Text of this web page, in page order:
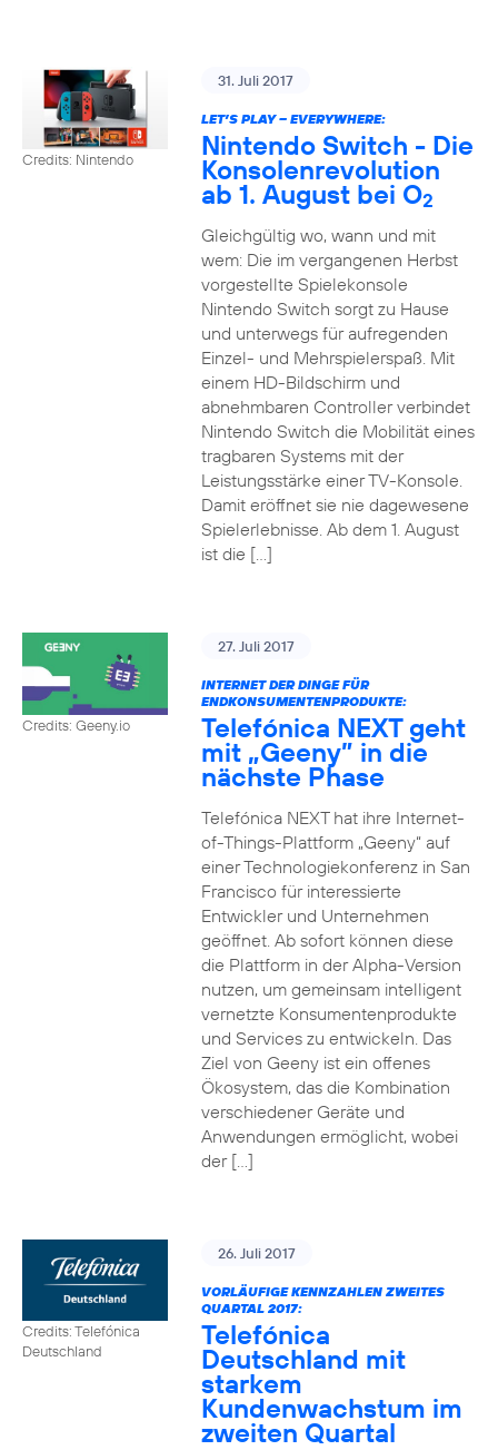
Credits: Nintendo
31. Juli 2017
LET’S PLAY – EVERYWHERE:
Nintendo Switch - Die
Konsolenrevolution
ab 1. August bei O2
Gleichgültig wo, wann und mit
wem: Die im vergangenen Herbst
vorgestellte Spielekonsole
Nintendo Switch sorgt zu Hause
und unterwegs für aufregenden
Einzel- und Mehrspielerspaß. Mit
einem HD-Bildschirm und
abnehmbaren Controller verbindet
Nintendo Switch die Mobilität eines
tragbaren Systems mit der
Leistungsstärke einer TV-Konsole.
Damit eröffnet sie nie dagewesene
Spielerlebnisse. Ab dem 1. August
ist die […]
Credits: Geeny.io
27. Juli 2017
INTERNET DER DINGE FÜR
ENDKONSUMENTENPRODUKTE:
Telefónica NEXT geht
mit „Geeny” in die
nächste Phase
Telefónica NEXT hat ihre Internet-
of-Things-Plattform „Geeny“ auf
einer Technologiekonferenz in San
Francisco für interessierte
Entwickler und Unternehmen
geöffnet. Ab sofort können diese
die Plattform in der Alpha-Version
nutzen, um gemeinsam intelligent
vernetzte Konsumentenprodukte
und Services zu entwickeln. Das
Ziel von Geeny ist ein offenes
Ökosystem, das die Kombination
verschiedener Geräte und
Anwendungen ermöglicht, wobei
der […]
Credits: Telefónica
Deutschland
26. Juli 2017
VORLÄUFIGE KENNZAHLEN ZWEITES
QUARTAL 2017:
Telefónica
Deutschland mit
starkem
Kundenwachstum im
zweiten Quartal